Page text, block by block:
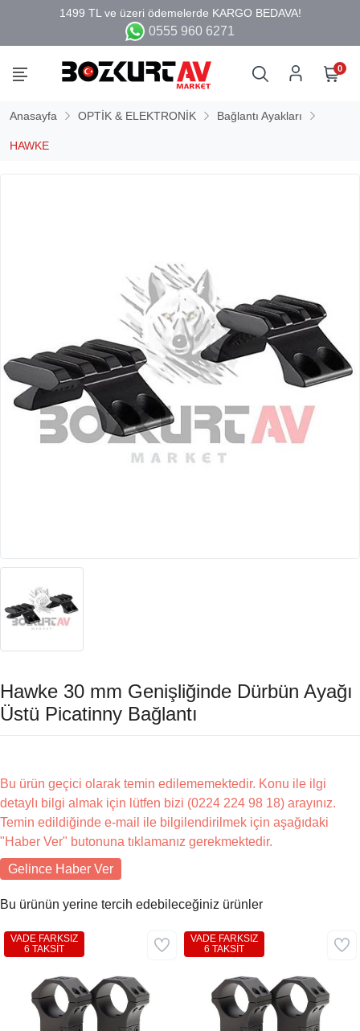
0555 960 6271
0
Anasayfa OPTİK & ELEKTRONİK Bağlantı Ayakları
HAWKE
Hawke 30 mm Genişliğinde Dürbün Ayağı
Üstü Picatinny Bağlantı
Bu ürün geçici olarak temin edilememektedir. Konu ile ilgi
detaylı bilgi almak için lütfen bizi (0224 224 98 18) arayınız.
Temin edildiğinde e-mail ile bilgilendirilmek için aşağıdaki
"Haber Ver" butonuna tıklamanız gerekmektedir.
Gelince Haber Ver
Bu ürünün yerine tercih edebileceğiniz ürünler
VADE FARKSIZ
6 TAKSİT
VADE FARKSIZ
6 TAKSİT